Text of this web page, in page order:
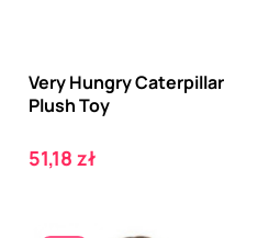
Very Hungry Caterpillar
Plush Toy
Cena
51,18 zł